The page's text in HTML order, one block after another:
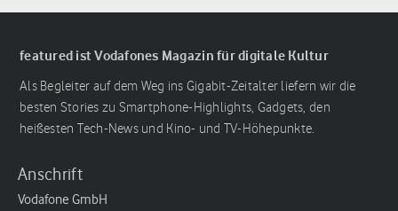
featured ist Vodafones Magazin für digitale Kultur
Als Begleiter auf dem Weg ins Gigabit-Zeitalter liefern wir die
besten Stories zu Smartphone-Highlights, Gadgets, den
heißesten Tech-News und Kino- und TV-Höhepunkte.
Anschrift
Vodafone GmbH